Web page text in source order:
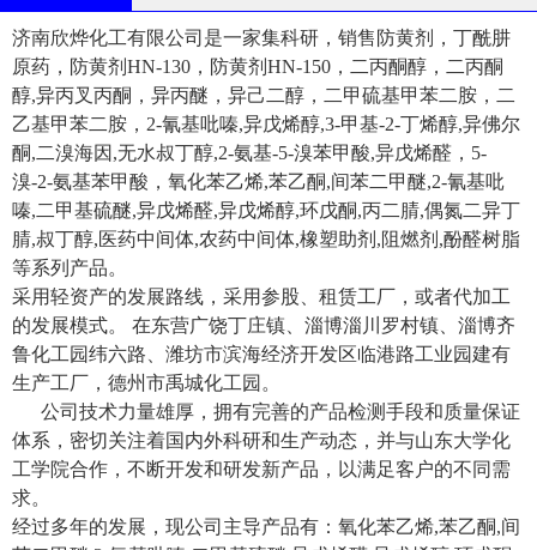
济南欣烨化工有限公司是一家集科研，销售防黄剂，丁酰肼
原药，防黄剂HN-130，防黄剂HN-150，二丙酮醇，二丙酮
醇,异丙叉丙酮，异丙醚，异己二醇，二甲硫基甲苯二胺，二
乙基甲苯二胺，2-氰基吡嗪,异戊烯醇,3-甲基-2-丁烯醇,异佛尔
酮,二溴海因,无水叔丁醇,2-氨基-5-溴苯甲酸,异戊烯醛，5-
溴-2-氨基苯甲酸，氧化苯乙烯,苯乙酮,间苯二甲醚,2-氰基吡
嗪,二甲基硫醚,异戊烯醛,异戊烯醇,环戊酮,丙二腈,偶氮二异丁
腈,叔丁醇,医药中间体,农药中间体,橡塑助剂,阻燃剂,酚醛树脂
等系列产品。
采用轻资产的发展路线，采用参股、租赁工厂，或者代加工
的发展模式。 在东营广饶丁庄镇、淄博淄川罗村镇、淄博齐
鲁化工园纬六路、潍坊市滨海经济开发区临港路工业园建有
生产工厂，德州市禹城化工园。
公司技术力量雄厚，拥有完善的产品检测手段和质量保证
体系，密切关注着国内外科研和生产动态，并与山东大学化
工学院合作，不断开发和研发新产品，以满足客户的不同需
求。
经过多年的发展，现公司主导产品有：氧化苯乙烯,苯乙酮,间